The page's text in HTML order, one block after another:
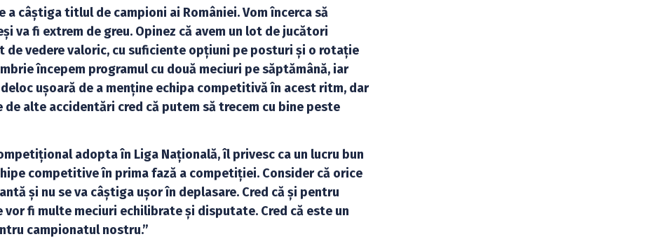
câștiga titlul de campioni ai României. Vom încerca să
va fi extrem de greu. Opinez că avem un lot de jucători
vedere valoric, cu suficiente opțiuni pe posturi și o rotație
începem programul cu două meciuri pe săptămână, iar
ușoară de a menține echipa competitivă în acest ritm, dar
de alte accidentări cred că putem să trecem cu bine peste
adopta în Liga Națională, îl privesc ca un lucru bun
competitive în prima fază a competiției. Consider că orice
și nu se va câștiga ușor în deplasare. Cred că și pentru
fi multe meciuri echilibrate și disputate. Cred că este un
campionatul nostru.”